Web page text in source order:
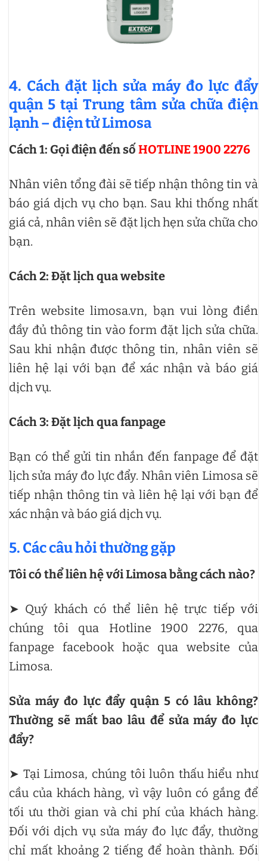
4. Cách đặt lịch sửa máy đo lực đẩy
quận 5 tại Trung tâm sửa chữa điện
lạnh – điện tử Limosa
Cách 1: Gọi điện đến số HOTLINE 1900 2276
Nhân viên tổng đài sẽ tiếp nhận thông tin và
báo giá dịch vụ cho bạn. Sau khi thống nhất
giá cả, nhân viên sẽ đặt lịch hẹn sửa chữa cho
bạn.
Cách 2: Đặt lịch qua website
Trên website limosa.vn, bạn vui lòng điền
đầy đủ thông tin vào form đặt lịch sửa chữa.
Sau khi nhận được thông tin, nhân viên sẽ
liên hệ lại với bạn để xác nhận và báo giá
dịch vụ.
Cách 3: Đặt lịch qua fanpage
Bạn có thể gửi tin nhắn đến fanpage để đặt
lịch sửa máy đo lực đẩy. Nhân viên Limosa sẽ
tiếp nhận thông tin và liên hệ lại với bạn để
xác nhận và báo giá dịch vụ.
5. Các câu hỏi thường gặp
Tôi có thể liên hệ với Limosa bằng cách nào?
➤ Quý khách có thể liên hệ trực tiếp với
chúng tôi qua Hotline 1900 2276, qua
fanpage facebook hoặc qua website của
Limosa.
Sửa máy đo lực đẩy quận 5 có lâu không?
Thường sẽ mất bao lâu để sửa máy đo lực
đẩy?
➤ Tại Limosa, chúng tôi luôn thấu hiểu như
cầu của khách hàng, vì vậy luôn có gắng để
tối ưu thời gian và chi phí của khách hàng.
Đối với dịch vụ sửa máy đo lực đẩy, thường
chỉ mất khoảng 2 tiếng để hoàn thành. Đối